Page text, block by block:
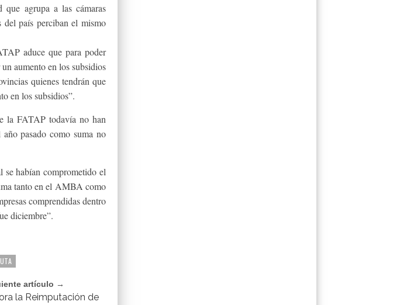
agrupa a las cámaras
del país perciban el mismo
aduce que para poder
aumento en los subsidios
quienes tendrán que
en los subsidios”.
la FATAP todavía no han
pasado como suma no
se habían comprometido el
tanto en el AMBA como
comprendidas dentro
diciembre”.
UTA
artículo →
la Reimputación de